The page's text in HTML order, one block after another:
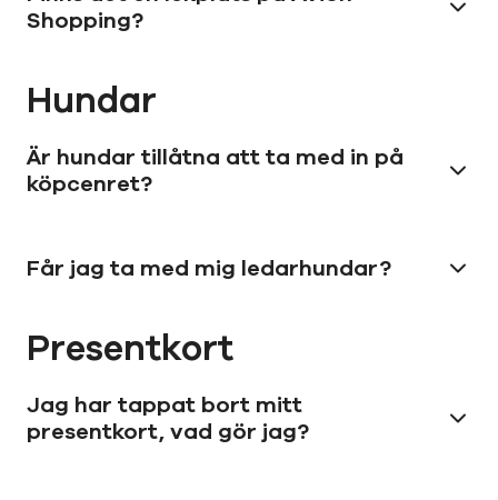
Shopping?
Hundar
Är hundar tillåtna att ta med in på
köpcenret?
Får jag ta med mig ledarhundar?
Presentkort
Jag har tappat bort mitt
presentkort, vad gör jag?